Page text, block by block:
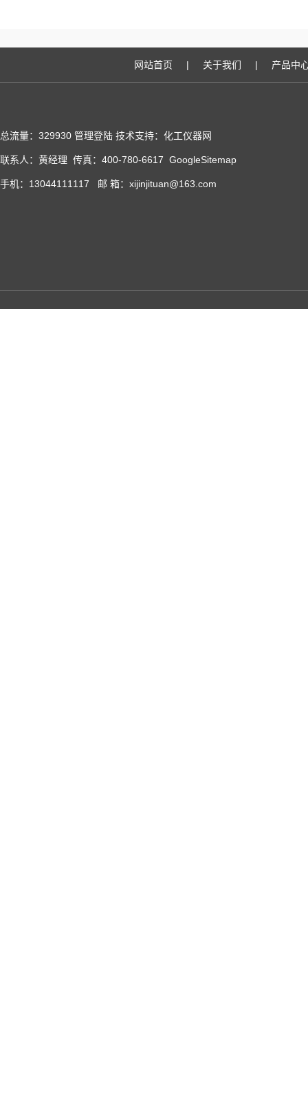
网站首页 | 关于我们 | 产品中
总流量：329930 管理登陆 技术支持：化工仪器网
联系人：黄经理 传真：400-780-6617 GoogleSitemap
手机：13044111117 邮 箱：xijinjituan@163.com